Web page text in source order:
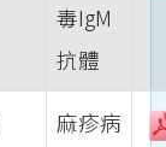
毒IgM
抗體
麻疹病